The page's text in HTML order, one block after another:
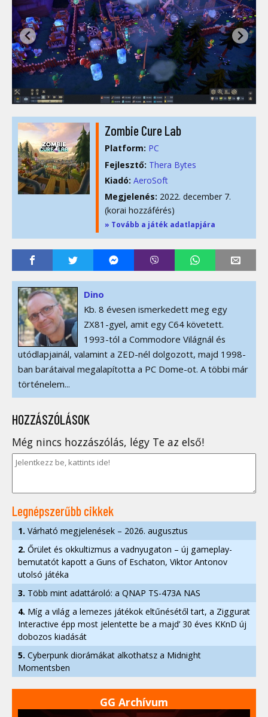
Zombie Cure Lab
Platform: PC
Fejlesztő: Thera Bytes
Kiadó: AeroSoft
Megjelenés: 2022. december 7.
(korai hozzáférés)
» Tovább a játék adatlapjára
Dino
Kb. 8 évesen ismerkedett meg egy
ZX81-gyel, amit egy C64 követett.
1993-tól a Commodore Világnál és
utódlapjainál, valamint a ZED-nél dolgozott, majd 1998-
ban barátaival megalapította a PC Dome-ot. A többi már
történelem...
HOZZÁSZÓLÁSOK
Még nincs hozzászólás, légy Te az első!
Legnépszerűbb cikkek
1. Várható megjelenések – 2026. augusztus
2. Őrület és okkultizmus a vadnyugaton – új gameplay-
bemutatót kapott a Guns of Eschaton, Viktor Antonov
utolsó játéka
3. Több mint adattároló: a QNAP TS-473A NAS
4. Míg a világ a lemezes játékok eltűnésétől tart, a Ziggurat
Interactive épp most jelentette be a majd’ 30 éves KKnD új
dobozos kiadását
5. Cyberpunk diorámákat alkothatsz a Midnight
Momentsben
GG Archívum